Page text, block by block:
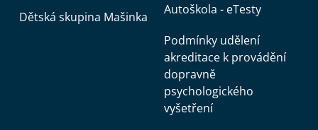
Dětská skupina Mašinka
Autoškola - eTesty
Podmínky udělení
akreditace k provádění
dopravně
psychologického
vyšetření